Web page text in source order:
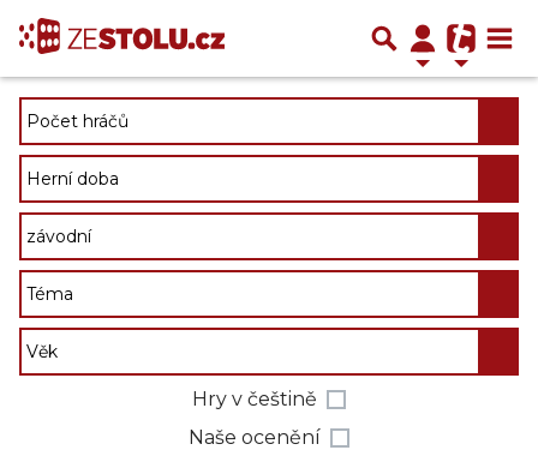
Hry v češtině
Naše ocenění